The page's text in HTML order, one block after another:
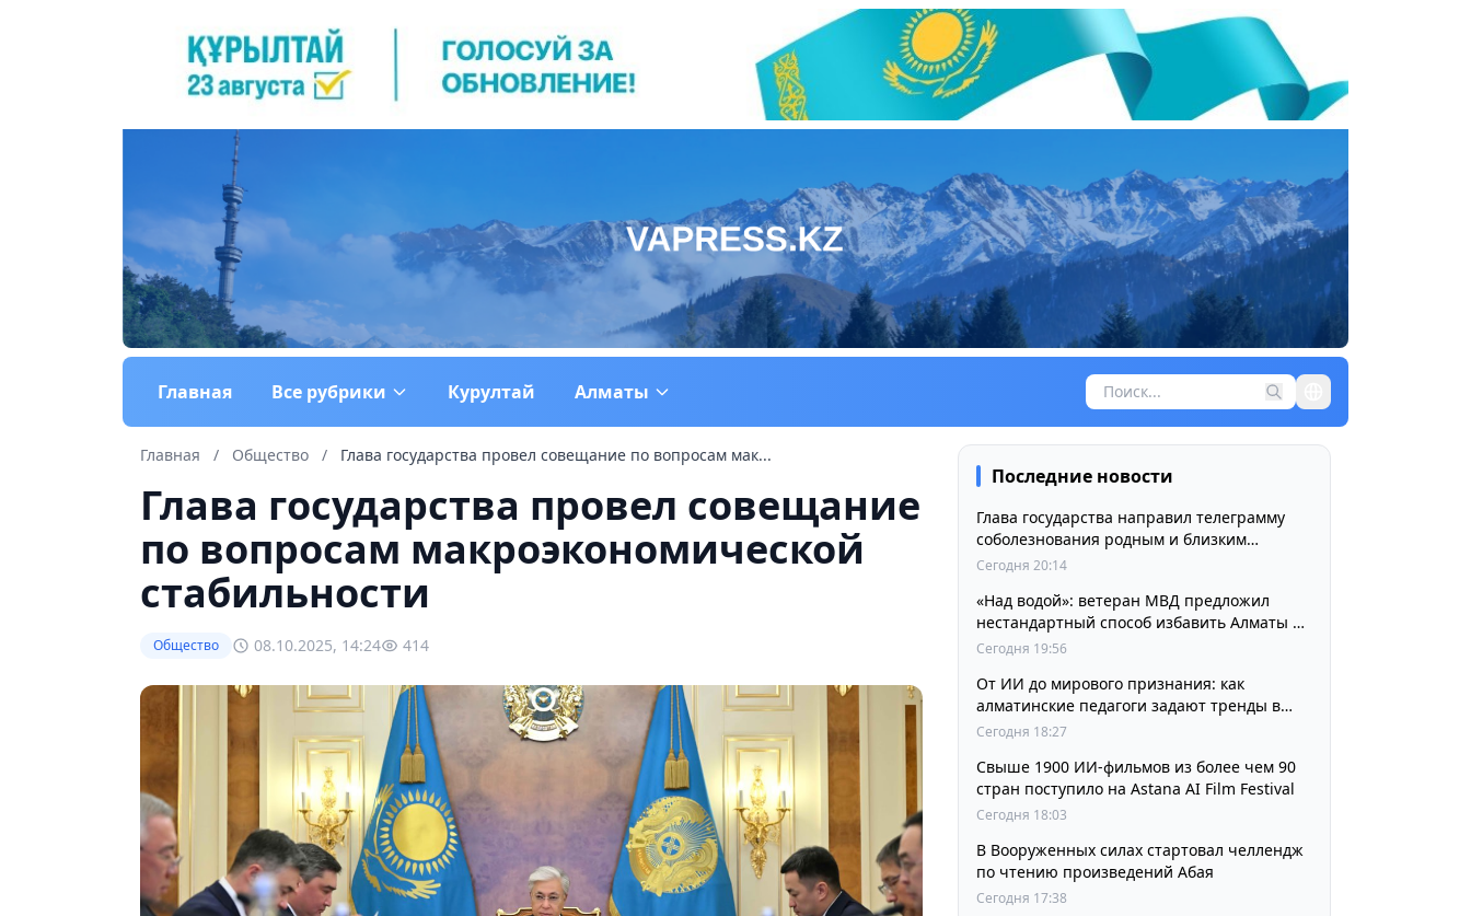
Главная Все рубрики Курултай Алматы
Главная / Общество / Глава государства провел совещание по вопросам мак...
Глава государства провел совещание
по вопросам макроэкономической
стабильности
Общество 08.10.2025, 14:24 414
Последние новости
Глава государства направил телеграмму
соболезнования родным и близким
выдающегося кинорежиссера Ардака
Сегодня 20:14
«Над водой»: ветеран МВД предложил
нестандартный способ избавить Алматы от
пробок и смога
Сегодня 19:56
От ИИ до мирового признания: как
алматинские педагоги задают тренды в
изучении языков
Сегодня 18:27
Свыше 1900 ИИ-фильмов из более чем 90
стран поступило на Astana AI Film Festival
Сегодня 18:03
В Вооруженных силах стартовал челлендж
по чтению произведений Абая
Сегодня 17:38